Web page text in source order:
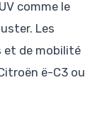
comme le
Les
et de mobilité
ë-C3 ou